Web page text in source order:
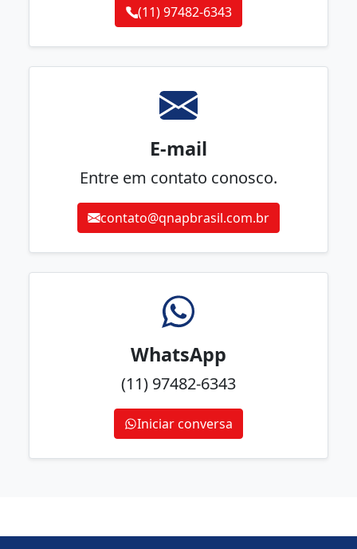
(11) 97482-6343
E-mail
Entre em contato conosco.
contato@qnapbrasil.com.br
WhatsApp
(11) 97482-6343
Iniciar conversa